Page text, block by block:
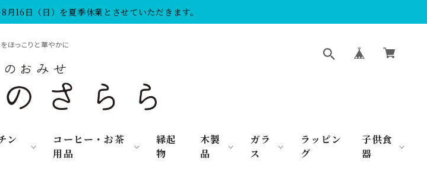
16日（日）を夏季休業とさせていただきます。
ほっこりと華やかに
ン
コーヒー・お茶
用品
縁起
物
木製
品
ガラ
ス
ラッピン
グ
子供食
器